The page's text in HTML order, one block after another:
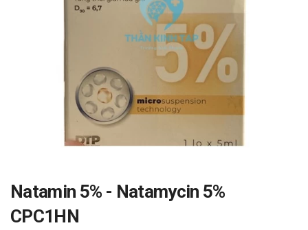
Natamin 5% - Natamycin 5%
CPC1HN